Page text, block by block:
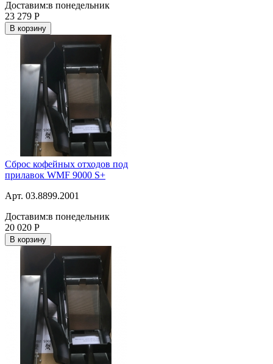
Доставим:в понедельник
23 279 Р
В корзину
Сброс кофейных отходов под
прилавок WMF 9000 S+
Арт. 03.8899.2001
Доставим:в понедельник
20 020 Р
В корзину